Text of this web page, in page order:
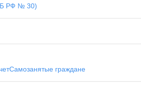
РФ № 30)
Самозанятые граждане